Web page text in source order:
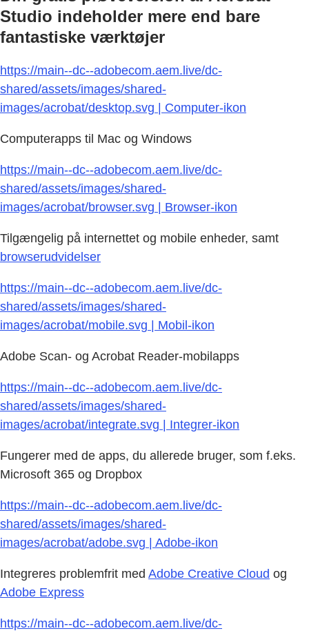
Studio indeholder mere end bare
fantastiske værktøjer
https://main--dc--adobecom.aem.live/dc-
shared/assets/images/shared-
images/acrobat/desktop.svg | Computer-ikon
Computerapps til Mac og Windows
https://main--dc--adobecom.aem.live/dc-
shared/assets/images/shared-
images/acrobat/browser.svg | Browser-ikon
Tilgængelig på internettet og mobile enheder, samt
browserudvidelser
https://main--dc--adobecom.aem.live/dc-
shared/assets/images/shared-
images/acrobat/mobile.svg | Mobil-ikon
Adobe Scan- og Acrobat Reader-mobilapps
https://main--dc--adobecom.aem.live/dc-
shared/assets/images/shared-
images/acrobat/integrate.svg | Integrer-ikon
Fungerer med de apps, du allerede bruger, som f.eks.
Microsoft 365 og Dropbox
https://main--dc--adobecom.aem.live/dc-
shared/assets/images/shared-
images/acrobat/adobe.svg | Adobe-ikon
Integreres problemfrit med Adobe Creative Cloud og
Adobe Express
https://main--dc--adobecom.aem.live/dc-